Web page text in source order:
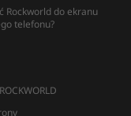
Rockworld do ekranu
telefonu?